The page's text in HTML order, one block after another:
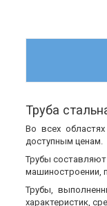
Труба
Во всех
доступным ценам.
Трубы
машиностроении,
Трубы,
характеристик,